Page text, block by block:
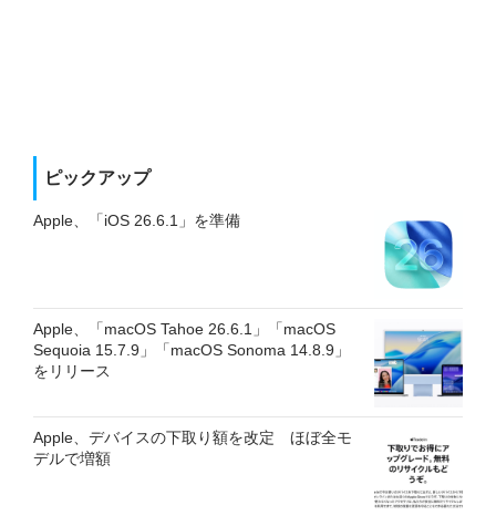
ピックアップ
Apple、「iOS 26.6.1」を準備
Apple、「macOS Tahoe 26.6.1」「macOS
Sequoia 15.7.9」「macOS Sonoma 14.8.9」
をリリース
Apple、デバイスの下取り額を改定 ほぼ全モ
デルで増額